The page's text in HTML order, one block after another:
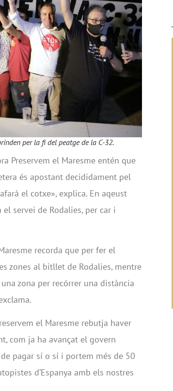
per la fi del peatge de la C-32.
Preservem el Maresme entén que
és apostant decididament pel
el cotxe», explica. En aqeust
servei de Rodalies, per car i
recorda que per fer el
zones al bitllet de Rodalies, mentre
zona per recórrer una distància
el Maresme rebutja haver
com ja ha avançat el govern
pagar sí o sí i portem més de 50
d’Espanya amb els nostres